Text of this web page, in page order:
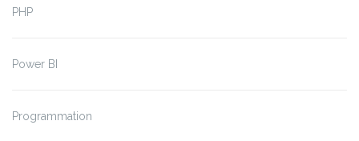
PHP
Power BI
Programmation